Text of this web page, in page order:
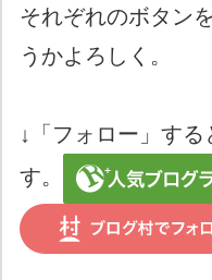
それぞれのボタン
うかよろしく。
↓「フォロー」す
す。